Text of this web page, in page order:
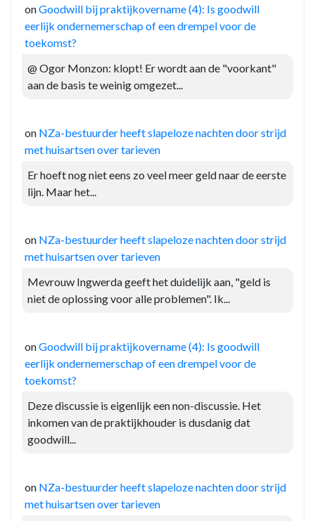
onGoodwill bij praktijkovername (4): Is goodwill
eerlijk ondernemerschap of een drempel voor de
toekomst?
@ Ogor Monzon: klopt! Er wordt aan de "voorkant"
aan de basis te weinig omgezet...
on NZa-bestuurder heeft slapeloze nachten door strijd
met huisartsen over tarieven
Er hoeft nog niet eens zo veel meer geld naar de eerste
lijn. Maar het...
on NZa-bestuurder heeft slapeloze nachten door strijd
met huisartsen over tarieven
Mevrouw Ingwerda geeft het duidelijk aan, "geld is
niet de oplossing voor alle problemen". Ik...
onGoodwill bij praktijkovername (4): Is goodwill
eerlijk ondernemerschap of een drempel voor de
toekomst?
Deze discussie is eigenlijk een non-discussie. Het
inkomen van de praktijkhouder is dusdanig dat
goodwill...
on NZa-bestuurder heeft slapeloze nachten door strijd
met huisartsen over tarieven